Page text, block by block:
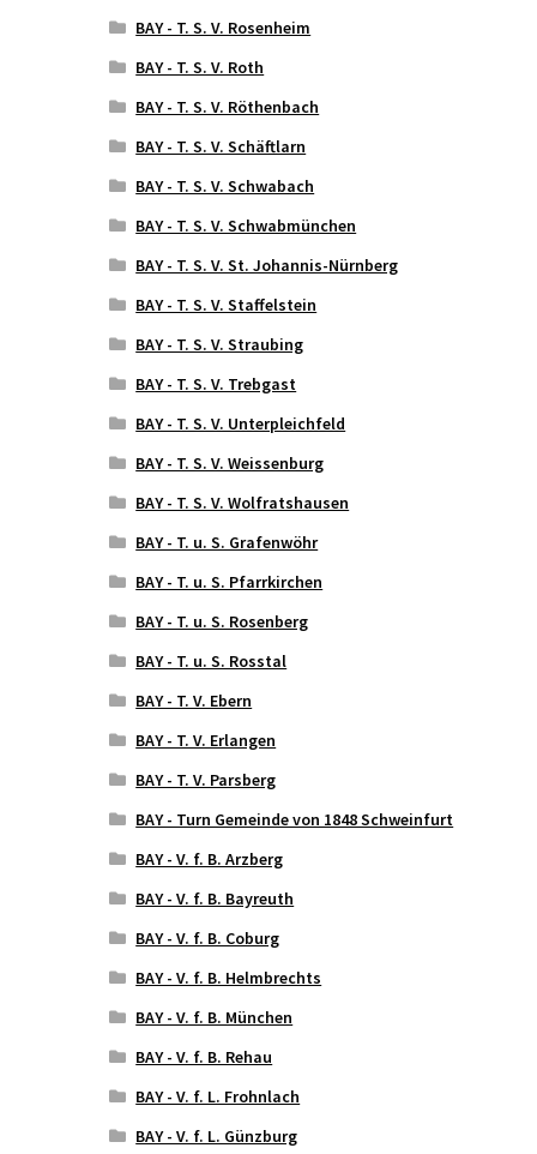
BAY - T. S. V. Rosenheim
BAY - T. S. V. Roth
BAY - T. S. V. Röthenbach
BAY - T. S. V. Schäftlarn
BAY - T. S. V. Schwabach
BAY - T. S. V. Schwabmünchen
BAY - T. S. V. St. Johannis-Nürnberg
BAY - T. S. V. Staffelstein
BAY - T. S. V. Straubing
BAY - T. S. V. Trebgast
BAY - T. S. V. Unterpleichfeld
BAY - T. S. V. Weissenburg
BAY - T. S. V. Wolfratshausen
BAY - T. u. S. Grafenwöhr
BAY - T. u. S. Pfarrkirchen
BAY - T. u. S. Rosenberg
BAY - T. u. S. Rosstal
BAY - T. V. Ebern
BAY - T. V. Erlangen
BAY - T. V. Parsberg
BAY - Turn Gemeinde von 1848 Schweinfurt
BAY - V. f. B. Arzberg
BAY - V. f. B. Bayreuth
BAY - V. f. B. Coburg
BAY - V. f. B. Helmbrechts
BAY - V. f. B. München
BAY - V. f. B. Rehau
BAY - V. f. L. Frohnlach
BAY - V. f. L. Günzburg